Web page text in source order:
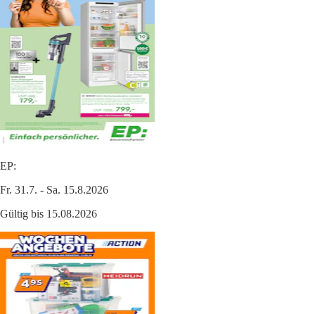
EP:
Fr. 31.7. - Sa. 15.8.2026
Gültig bis 15.08.2026